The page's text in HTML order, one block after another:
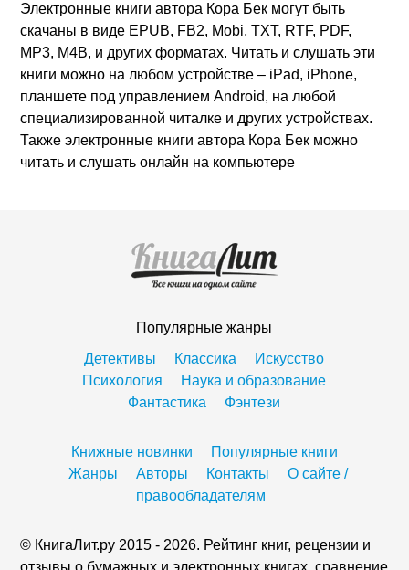
Электронные книги автора Кора Бек могут быть
скачаны в виде EPUB, FB2, Mobi, TXT, RTF, PDF,
MP3, M4B, и других форматах. Читать и слушать эти
книги можно на любом устройстве – iPad, iPhone,
планшете под управлением Android, на любой
специализированной читалке и других устройствах.
Также электронные книги автора Кора Бек можно
читать и слушать онлайн на компьютере
Популярные жанры
Детективы
Классика
Искусство
Психология
Наука и образование
Фантастика
Фэнтези
Книжные новинки
Популярные книги
Жанры
Авторы Контакты
О сайте /
правообладателям
© КнигаЛит.ру 2015 - 2026. Рейтинг книг, рецензии и
отзывы о бумажных и электронных книгах, сравнение